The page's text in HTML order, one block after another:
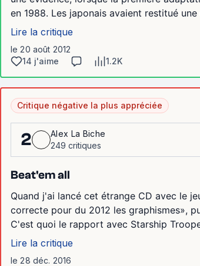
en 1988. Les japonais avaient restitué
Lire la critique
le 20 août 2012
14 j'aime
1.2K
Critique négative la plus appréciée
2
Alex La Biche
249 critiques
Beat'em all
Quand j'ai lancé cet étrange CD avec le
correcte pour du 2012 les graphismes»,
C'est quoi le rapport avec Starship
Lire la critique
le 28 déc. 2016